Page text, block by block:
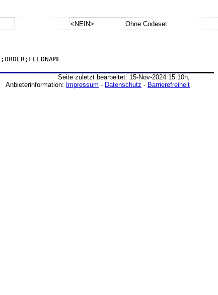
<NEIN> Ohne Codeset
Seite zuletzt bearbeitet: 15-Nov-2024 15:10h,
Anbieterinformation: Impressum - Datenschutz - Barrierefreiheit